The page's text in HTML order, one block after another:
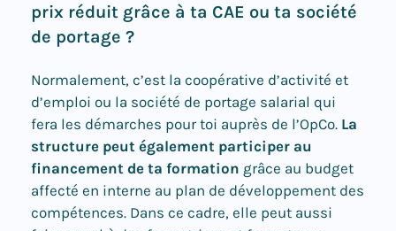
prix réduit grâce à ta CAE ou ta société
de portage ?
Normalement, c’est la coopérative d’activité et
d’emploi ou la société de portage salarial qui
fera les démarches pour toi auprès de l’OpCo. La
structure peut également participer au
financement de ta formation grâce au budget
affecté en interne au plan de développement des
compétences. Dans ce cadre, elle peut aussi